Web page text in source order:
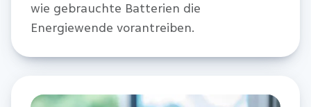
wie gebrauchte Batterien die
Energiewende vorantreiben.